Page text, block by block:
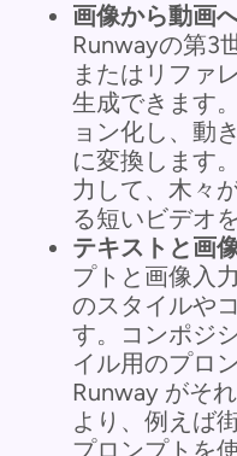
画像から動画
Runwayの第3
またはリファ
生成できます
ョン化し、動
に変換します
力して、木々
る短いビデオ
テキストと画
プトと画像入
のスタイルや
す。コンポジ
イル用のプロ
Runway がそ
より、例えば